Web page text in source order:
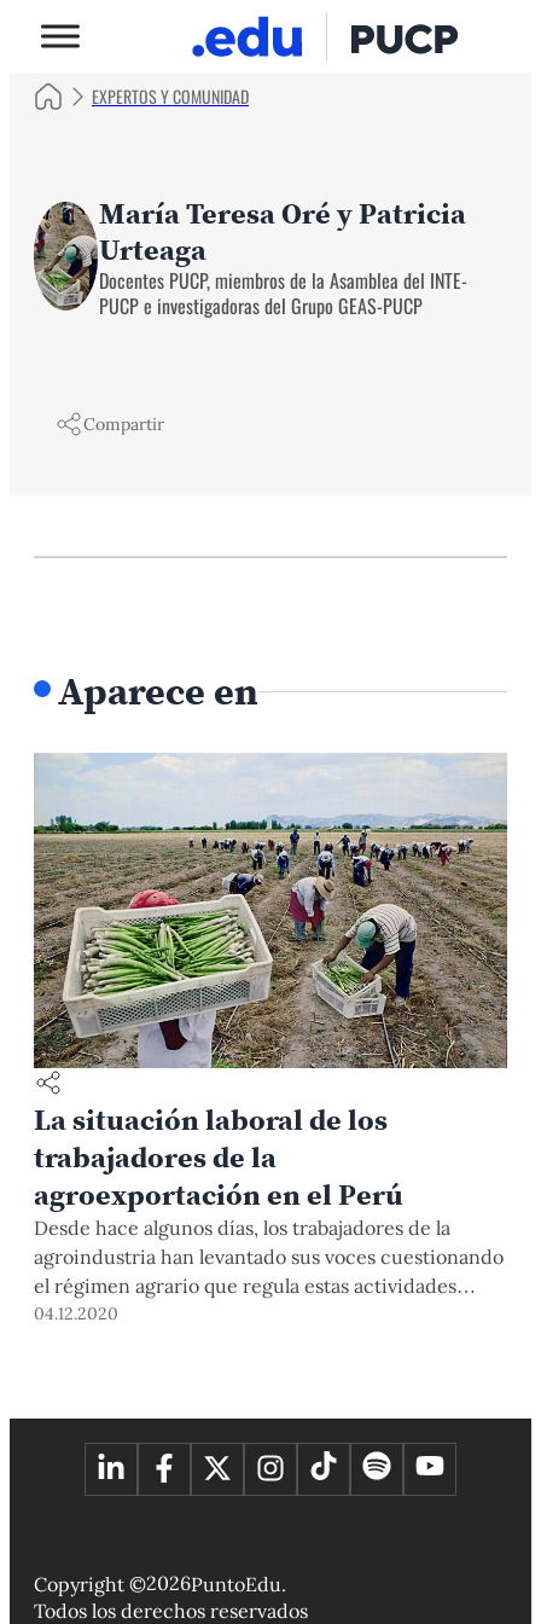
EXPERTOS Y COMUNIDAD
María Teresa Oré y Patricia
Urteaga
Docentes PUCP, miembros de la Asamblea del INTE-
PUCP e investigadoras del Grupo GEAS-PUCP
Compartir
Aparece en
La situación laboral de los
trabajadores de la
agroexportación en el Perú
Desde hace algunos días, los trabajadores de la
agroindustria han levantado sus voces cuestionando
el régimen agrario que regula estas actividades
desde el año 2000. ¿Por qué reclaman? La Ley de
04.12.2020
Copyright ©2026PuntoEdu.
Todos los derechos reservados